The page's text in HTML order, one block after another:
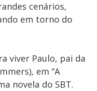
cenários,
em torno do
viver Paulo, pai da
em “A
novela do SBT.